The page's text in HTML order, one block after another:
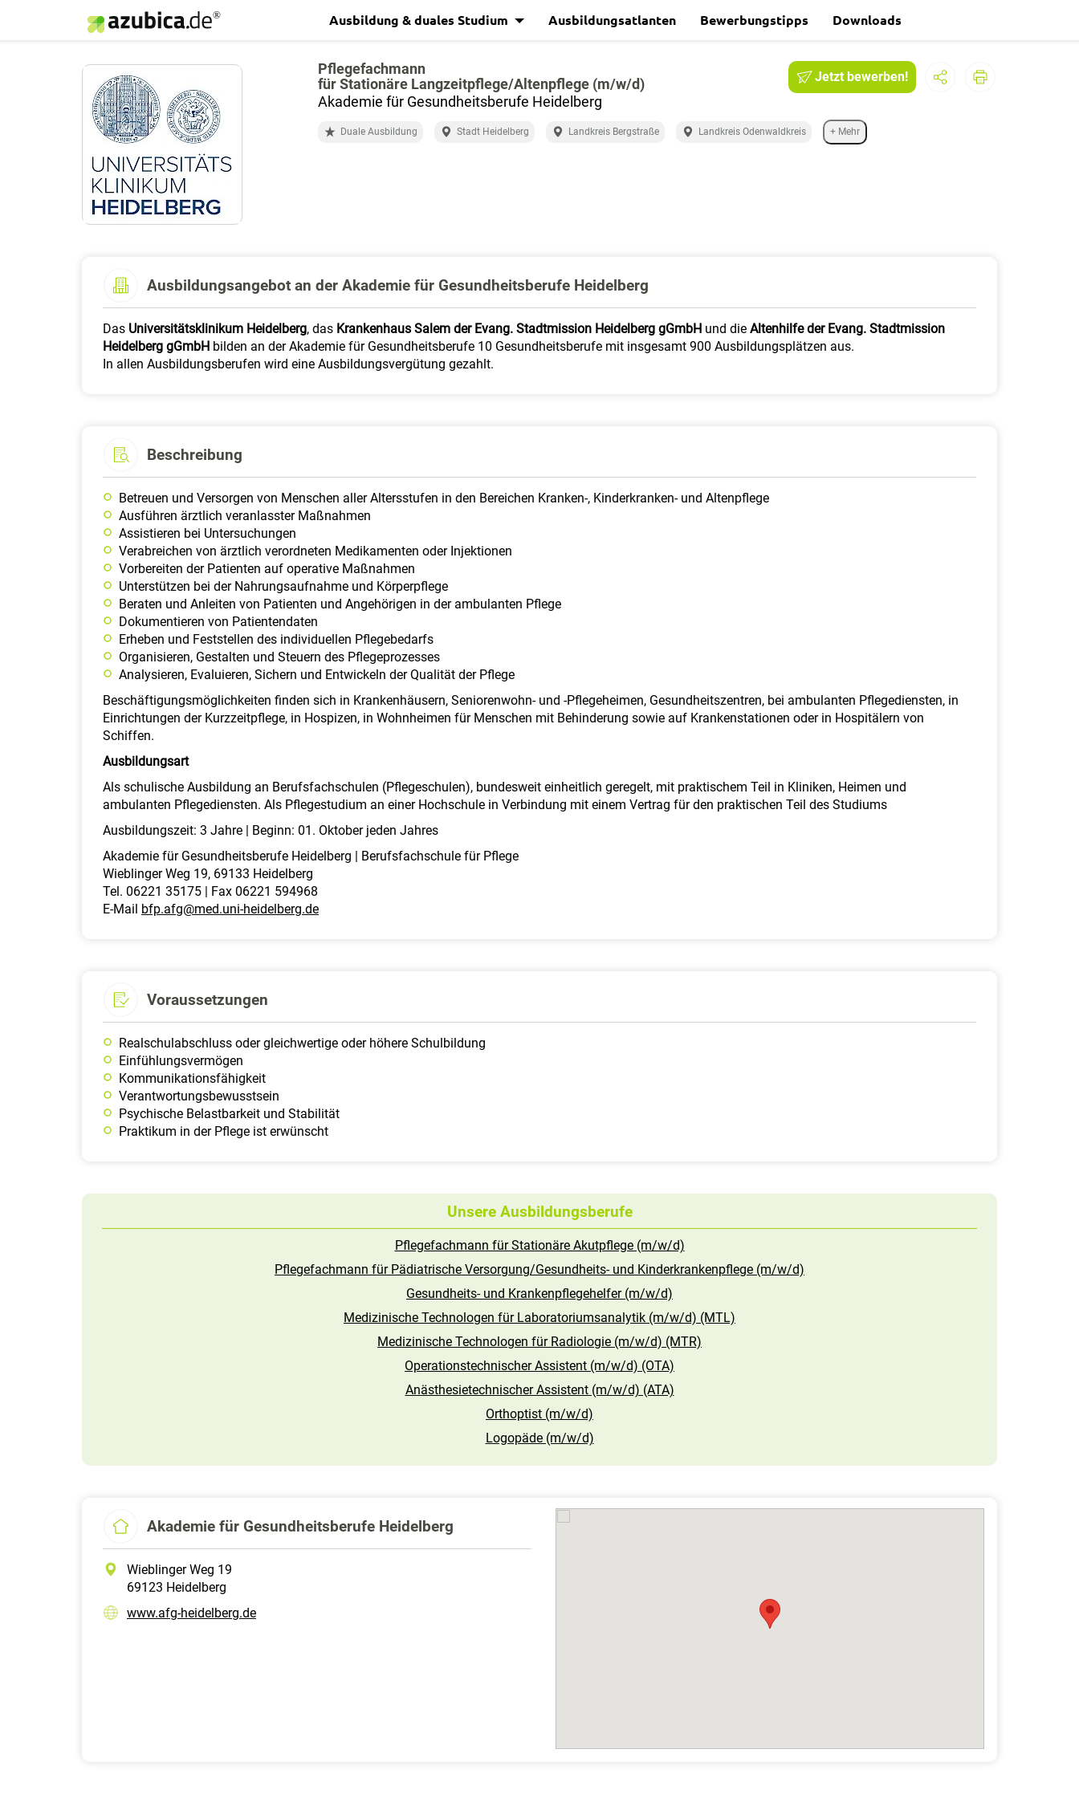
Ausbildung & duales Studium Ausbildungsatlanten Bewerbungstipps Downloads
Pflegefachmann
für Stationäre Langzeitpflege/Altenpflege (m/w/d)
Akademie für Gesundheitsberufe Heidelberg
Jetzt bewerben!
Duale Ausbildung Stadt Heidelberg Landkreis Bergstraße Landkreis Odenwaldkreis + Mehr
Ausbildungsangebot an der Akademie für Gesundheitsberufe Heidelberg
Das Universitätsklinikum Heidelberg, das Krankenhaus Salem der Evang. Stadtmission Heidelberg gGmbH und die Altenhilfe der Evang. Stadtmission
Heidelberg gGmbH bilden an der Akademie für Gesundheitsberufe 10 Gesundheitsberufe mit insgesamt 900 Ausbildungsplätzen aus.
In allen Ausbildungsberufen wird eine Ausbildungsvergütung gezahlt.
Beschreibung
Betreuen und Versorgen von Menschen aller Altersstufen in den Bereichen Kranken-, Kinderkranken- und Altenpflege
Ausführen ärztlich veranlasster Maßnahmen
Assistieren bei Untersuchungen
Verabreichen von ärztlich verordneten Medikamenten oder Injektionen
Vorbereiten der Patienten auf operative Maßnahmen
Unterstützen bei der Nahrungsaufnahme und Körperpflege
Beraten und Anleiten von Patienten und Angehörigen in der ambulanten Pflege
Dokumentieren von Patientendaten
Erheben und Feststellen des individuellen Pflegebedarfs
Organisieren, Gestalten und Steuern des Pflegeprozesses
Analysieren, Evaluieren, Sichern und Entwickeln der Qualität der Pflege
Beschäftigungsmöglichkeiten finden sich in Krankenhäusern, Seniorenwohn- und -Pflegeheimen, Gesundheitszentren, bei ambulanten Pflegediensten, in
Einrichtungen der Kurzzeitpflege, in Hospizen, in Wohnheimen für Menschen mit Behinderung sowie auf Krankenstationen oder in Hospitälern von
Schiffen.
Ausbildungsart
Als schulische Ausbildung an Berufsfachschulen (Pflegeschulen), bundesweit einheitlich geregelt, mit praktischem Teil in Kliniken, Heimen und
ambulanten Pflegediensten. Als Pflegestudium an einer Hochschule in Verbindung mit einem Vertrag für den praktischen Teil des Studiums
Ausbildungszeit: 3 Jahre | Beginn: 01. Oktober jeden Jahres
Akademie für Gesundheitsberufe Heidelberg | Berufsfachschule für Pflege
Wieblinger Weg 19, 69133 Heidelberg
Tel. 06221 35175 | Fax 06221 594968
E-Mail bfp.afg@med.uni-heidelberg.de
Voraussetzungen
Realschulabschluss oder gleichwertige oder höhere Schulbildung
Einfühlungsvermögen
Kommunikationsfähigkeit
Verantwortungsbewusstsein
Psychische Belastbarkeit und Stabilität
Praktikum in der Pflege ist erwünscht
Unsere Ausbildungsberufe
Pflegefachmann für Stationäre Akutpflege (m/w/d)
Pflegefachmann für Pädiatrische Versorgung/Gesundheits- und Kinderkrankenpflege (m/w/d)
Gesundheits- und Krankenpflegehelfer (m/w/d)
Medizinische Technologen für Laboratoriumsanalytik (m/w/d) (MTL)
Medizinische Technologen für Radiologie (m/w/d) (MTR)
Operationstechnischer Assistent (m/w/d) (OTA)
Anästhesietechnischer Assistent (m/w/d) (ATA)
Orthoptist (m/w/d)
Logopäde (m/w/d)
Akademie für Gesundheitsberufe Heidelberg
Wieblinger Weg 19
69123 Heidelberg
www.afg-heidelberg.de